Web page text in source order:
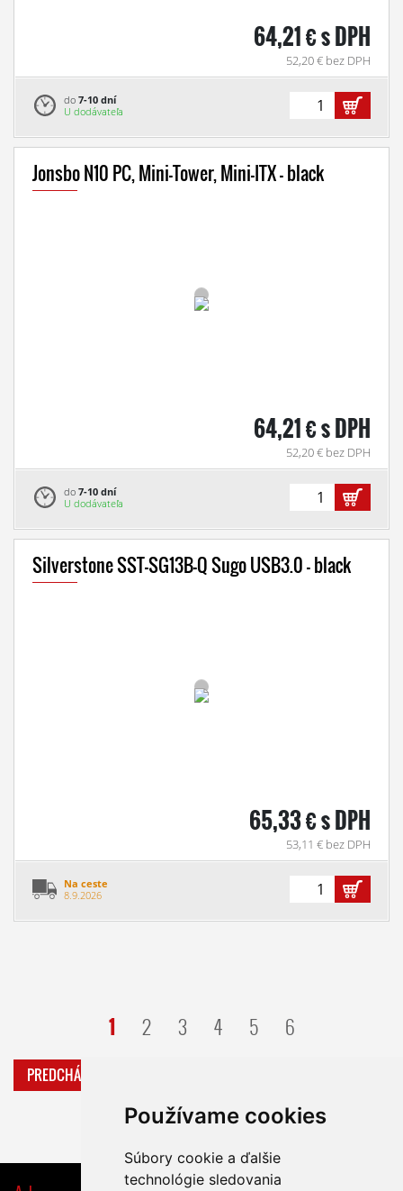
Používame cookies
Súbory cookie a ďalšie
technológie sledovania
64,21 € s DPH
52,20 € bez DPH
do 7-10 dní
U dodávateľa
Jonsbo N10 PC, Mini-Tower, Mini-ITX - black
64,21 € s DPH
52,20 € bez DPH
do 7-10 dní
U dodávateľa
Silverstone SST-SG13B-Q Sugo USB3.0 - black
65,33 € s DPH
53,11 € bez DPH
Na ceste
8.9.2026
PREDCHÁDZAJÚCA
1 2 3 4 5 6